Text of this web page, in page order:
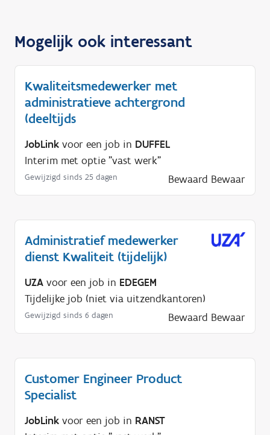
Mogelijk ook interessant
Kwaliteitsmedewerker met
administratieve achtergrond
(deeltijds
JobLink voor een job in DUFFEL
Interim met optie "vast werk"
Gewijzigd sinds 25 dagen Bewaard Bewaar
Administratief medewerker
dienst Kwaliteit (tijdelijk)
UZA voor een job in EDEGEM
Tijdelijke job (niet via uitzendkantoren)
Gewijzigd sinds 6 dagen Bewaard Bewaar
Customer Engineer Product
Specialist
JobLink voor een job in RANST